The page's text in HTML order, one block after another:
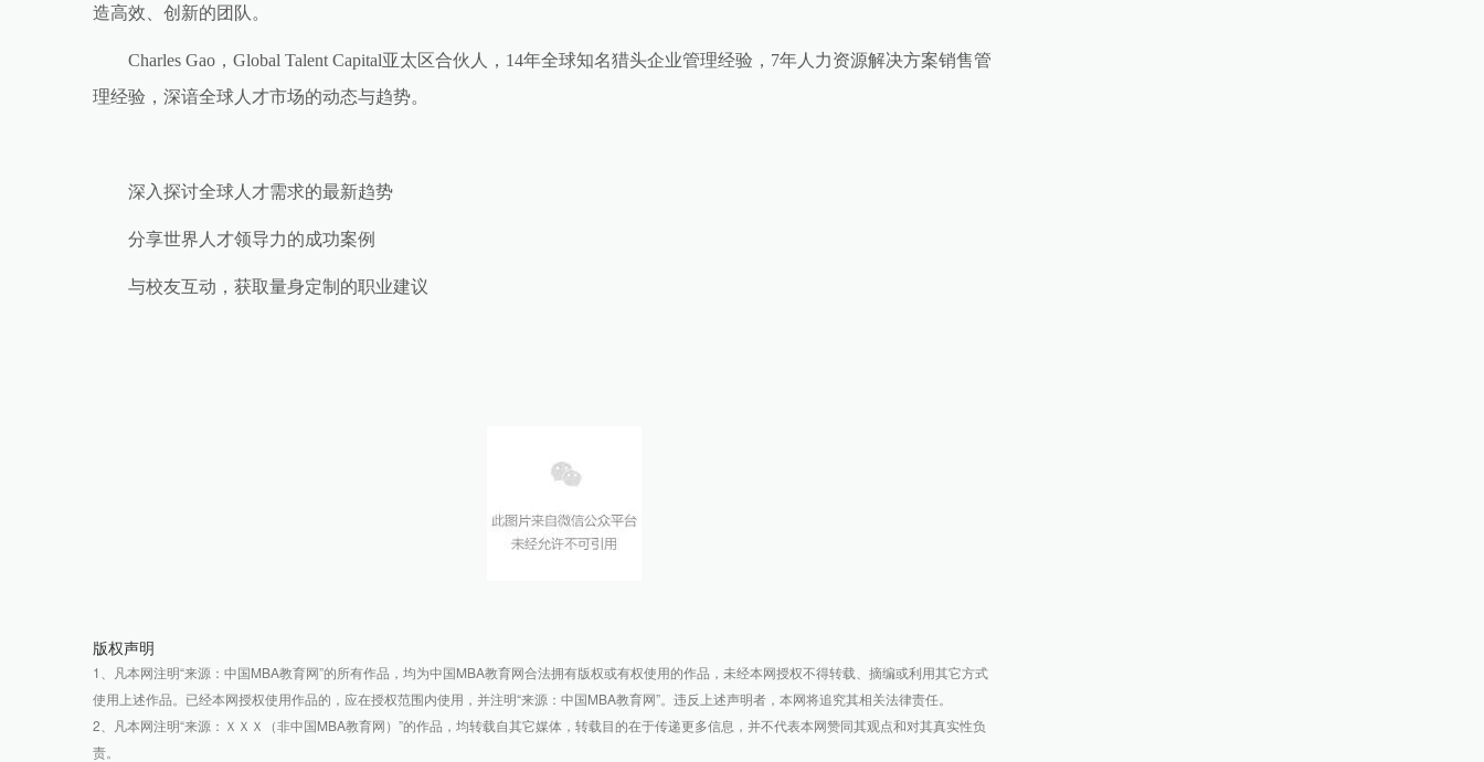
造高效、创新的团队。
Charles Gao，Global Talent Capital亚太区合伙人，14年全球知名猎头企业管理经验，7年人力资源解决方案销售管
理经验，深谙全球人才市场的动态与趋势。
深入探讨全球人才需求的最新趋势
分享世界人才领导力的成功案例
与校友互动，获取量身定制的职业建议
版权声明
1、凡本网注明“来源：中国MBA教育网”的所有作品，均为中国MBA教育网合法拥有版权或有权使用的作品，未经本网授权不得转载、摘编或利用其它方式
使用上述作品。已经本网授权使用作品的，应在授权范围内使用，并注明“来源：中国MBA教育网”。违反上述声明者，本网将追究其相关法律责任。
2、凡本网注明“来源：ＸＸＸ（非中国MBA教育网）”的作品，均转载自其它媒体，转载目的在于传递更多信息，并不代表本网赞同其观点和对其真实性负
责。